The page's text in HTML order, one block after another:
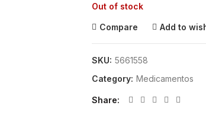
Out of stock
Compare Add to
SKU: 5661558
Category: Medicamentos
Share